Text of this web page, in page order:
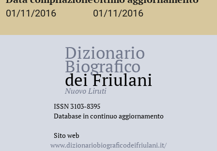
01/11/2016 01/11/2016
Dizionario
Biografico
dei Friulani
Nuovo Liruti
ISSN 3103-8395
Database in continuo aggiornamento
Sito web
www.dizionariobiograficodeifriulani.it/